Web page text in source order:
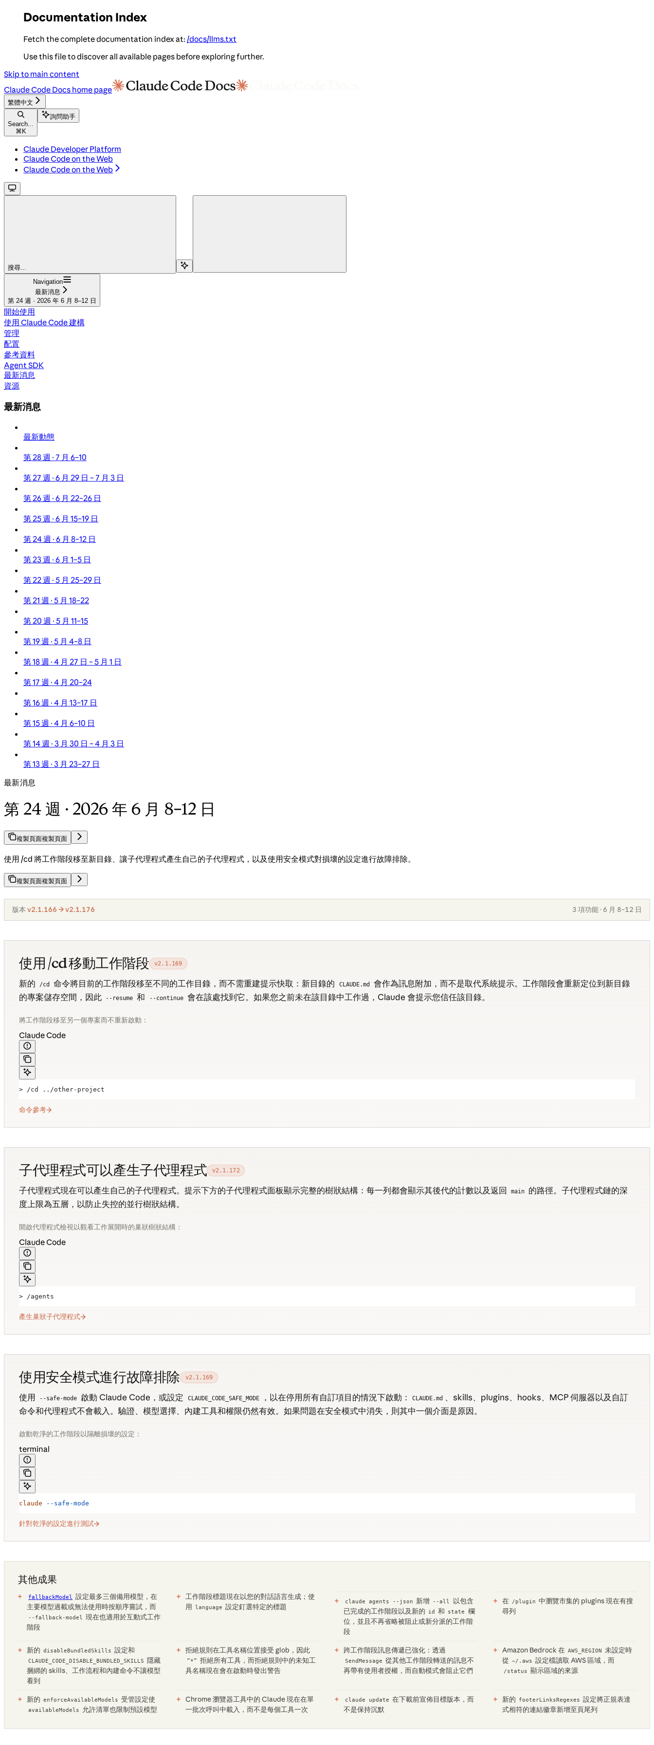
Documentation Index
Fetch the complete documentation index at: /docs/llms.txt
Use this file to discover all available pages before exploring further.
Skip to main content
Claude Code Docs home page
繁體中文
Search...
⌘ K
詢問助手
Claude Developer Platform
Claude Code on the Web
Claude Code on the Web
搜尋...
Navigation
最新消息
第 24 週 · 2026 年 6 月 8–12 日
開始使用
使用 Claude Code 建構
管理
配置
參考資料
Agent SDK
最新消息
資源
最新消息
最新動態
第 28 週 · 7 月 6–10
第 27 週 · 6 月 29 日 – 7 月 3 日
第 26 週 · 6 月 22–26 日
第 25 週 · 6 月 15–19 日
第 24 週 · 6 月 8–12 日
第 23 週 · 6 月 1–5 日
第 22 週 · 5 月 25–29 日
第 21 週 · 5 月 18–22
第 20 週 · 5 月 11–15
第 19 週 · 5 月 4–8 日
第 18 週 · 4 月 27 日 – 5 月 1 日
第 17 週 · 4 月 20–24
第 16 週 · 4 月 13–17 日
第 15 週 · 4 月 6–10 日
第 14 週 · 3 月 30 日 – 4 月 3 日
第 13 週 · 3 月 23–27 日
最新消息
第 24 週 · 2026 年 6 月 8–12 日
複製頁面複製頁面
使用 /cd 將工作階段移至新目錄、讓子代理程式產生自己的子代理程式，以及使用安全模式對損壞的設定進行故障排除。
複製頁面複製頁面
版本 v2.1.166 → v2.1.176 3 項功能 · 6 月 8–12 日
使用 /cd 移動工作階段 v2.1.169
新的 /cd 命令將目前的工作階段移至不同的工作目錄，而不需重建提示快取：新目錄的 CLAUDE.md
會作為訊息附加，而不是取代系統提示。工作階段會重新定位到新目錄
的專案儲存空間，因此
--resume 和 --continue 會在該處找到它。如果您之前未在該目錄中工作過，Claude 會提示您信任該目錄。
將工作階段移至另一個專案而不重新啟動：
Claude Code
> /cd ../other-project
命令參考
子代理程式可以產生子代理程式 v2.1.172
子代理程式現在可以產生自己的子代理程式。提示下方的子代理程式面板顯示完整的樹狀結構：每一列都會顯示其後代的計數以及返回 main
的路徑。子代理程式鏈的深
度上限為五層，以防止失控的並行樹狀結構。
開啟代理程式檢視以觀看工作展開時的巢狀樹狀結構：
Claude Code
> /agents
產生巢狀子代理程式
使用安全模式進行故障排除 v2.1.169
使用 --safe-mode 啟動 Claude Code，或設定 CLAUDE_CODE_SAFE_MODE ，以在停用所有自訂項目的情況下啟動： CLAUDE.md 、skills、plugins、hooks、MCP 伺服器以及自訂
命令和代理程式不會載入。驗證、模型選擇、內建工具和權限仍然有效。如果問題在安全模式中消失，則其中一個介面是原因。
啟動乾淨的工作階段以隔離損壞的設定：
terminal
claude --safe-mode
針對乾淨的設定進行測試
其他成果
fallbackModel
設定最多三個備用模型，在
主要模型過載或無法使用時按順序嘗試，而
--fallback-model
現在也適用於互動式工作
階段
工作階段標題現在以您的對話語言生成；使
用 language 設定釘選特定的標題
claude agents --json 新增 --all
以包含
已完成的工作階段以及新的
id 和 state
欄
位，並且不再省略被阻止或新分派的工作階
段
在 /plugin 中瀏覽市集的 plugins 現在有搜
尋列
新的 disableBundledSkills 設定和
CLAUDE_CODE_DISABLE_BUNDLED_SKILLS 隱藏
捆綁的 skills、工作流程和內建命令不讓模型
看到
拒絕規則在工具名稱位置接受 glob，因此
”*” 拒絕所有工具，而拒絕規則中的未知工
具名稱現在會在啟動時發出警告
跨工作階段訊息傳遞已強化：透過
SendMessage 從其他工作階段轉送的訊息不
再帶有使用者授權，而自動模式會阻止它們
Amazon Bedrock 在 AWS_REGION 未設定時
從 ~/.aws 設定檔讀取 AWS 區域，而
/status 顯示區域的來源
新的 enforceAvailableModels 受管設定使
availableModels 允許清單也限制預設模型
Chrome 瀏覽器工具中的 Claude 現在在單
一批次呼叫中載入，而不是每個工具一次
claude update 在下載前宣佈目標版本，而
不是保持沉默
新的 footerLinksRegexes 設定將正規表達
式相符的連結徽章新增至頁尾列